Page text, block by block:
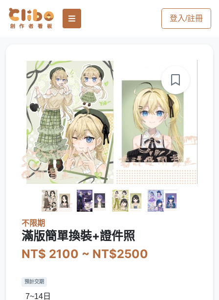
登入/註冊
不限期
滿版簡單換裝+證件照
NT$ 2100 ~ NT$2500
預計交期
7~14日